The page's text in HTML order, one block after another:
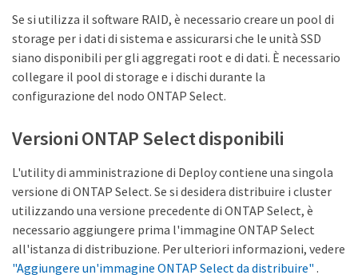
Se si utilizza il software RAID, è necessario creare un pool di
storage per i dati di sistema e assicurarsi che le unità SSD
siano disponibili per gli aggregati root e di dati. È necessario
collegare il pool di storage e i dischi durante la
configurazione del nodo ONTAP Select.
Versioni ONTAP Select disponibili
L'utility di amministrazione di Deploy contiene una singola
versione di ONTAP Select. Se si desidera distribuire i cluster
utilizzando una versione precedente di ONTAP Select, è
necessario aggiungere prima l'immagine ONTAP Select
all'istanza di distribuzione. Per ulteriori informazioni, vedere
"Aggiungere un'immagine ONTAP Select da distribuire" .